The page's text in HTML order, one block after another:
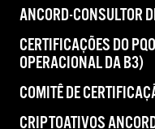
ANCORD-CONSULTOR
CERTIFICAÇÕES DO
OPERACIONAL DA B3)
COMITÊ DE
CRIPTOATIVOS